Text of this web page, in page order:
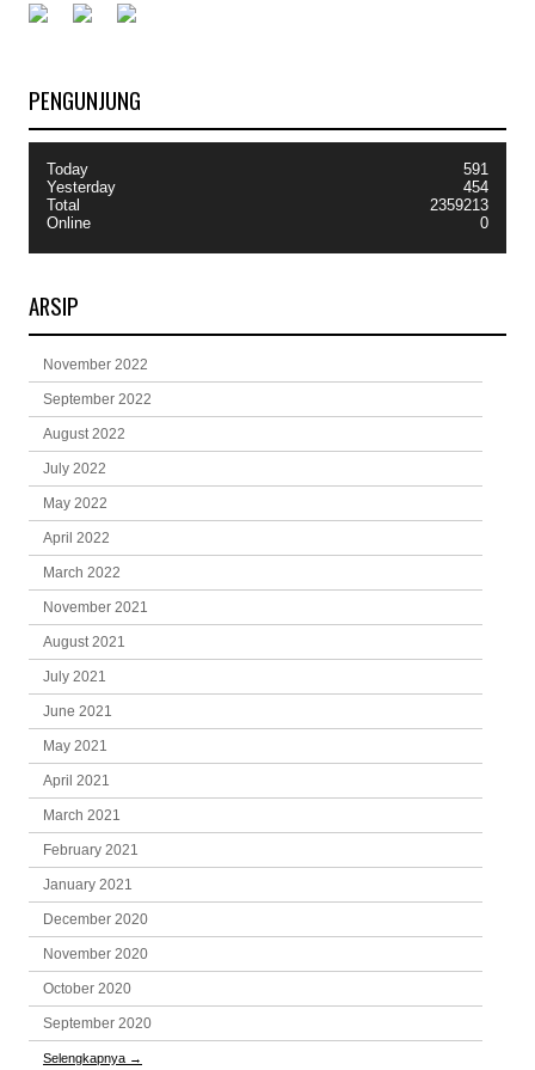
PENGUNJUNG
Today
Yesterday
Total
Online
591
454
2359213
0
ARSIP
November 2022
September 2022
August 2022
July 2022
May 2022
April 2022
March 2022
November 2021
August 2021
July 2021
June 2021
May 2021
April 2021
March 2021
February 2021
January 2021
December 2020
November 2020
October 2020
September 2020
Selengkapnya →